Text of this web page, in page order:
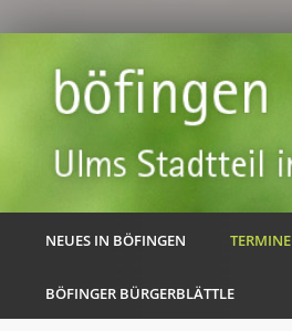
NEUES IN BÖFINGEN TERMINE
BÖFINGER BÜRGERBLÄTTLE